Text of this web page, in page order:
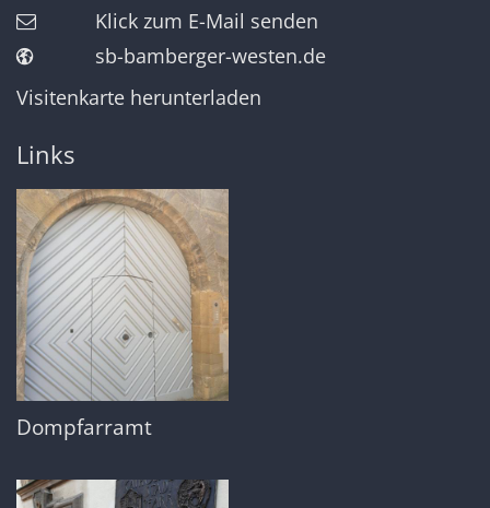
Klick zum E-Mail senden
sb-bamberger-westen.de
Visitenkarte herunterladen
Links
Dompfarramt